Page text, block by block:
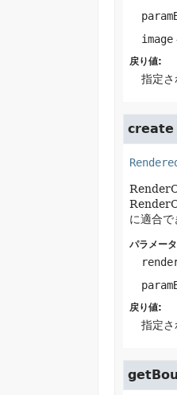
image
戻り値:
指定
create
に適合で
パラメー
戻り値:
指定